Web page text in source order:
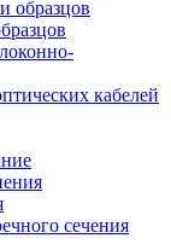
образцов
кабелей
сечения